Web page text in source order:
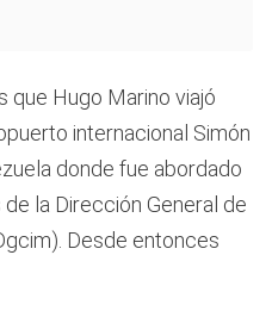
que Hugo Marino viajó
internacional Simón
donde fue abordado
la Dirección General de
Desde entonces